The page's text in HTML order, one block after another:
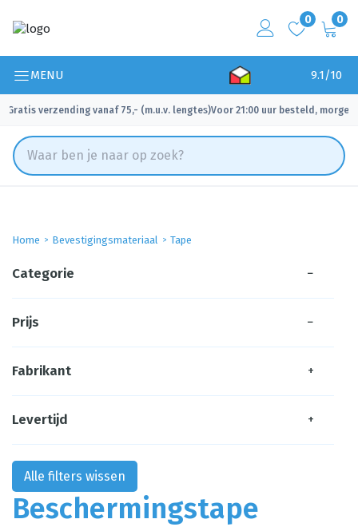
0 0
MENU 9.1/10
Gratis verzending vanaf 75,- (m.u.v. lengtes)
✓ Voor 21:00 uur besteld, morgen
Home Bevestigingsmateriaal Tape
Beschermingstape
Categorie −
Prijs −
Fabrikant +
Levertijd +
Alle filters wissen